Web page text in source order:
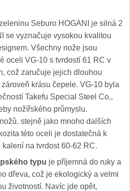
Seburo HOGANI je silná 2
se vyznačuje vysokou kvalitou
Všechny nože jsou
oceli VG-10 s tvrdostí 61 RC v
což zaručuje jejich dlouhou
krásu čepele. VG-10 byla
Takefu Special Steel Co.,
nožířského průmyslu.
stejně jako mnoho dalších
této oceli je dostatečná k
na tvrdost 60-62 RC.
typu je příjemná do ruky a
dřeva, což je ekologický a velmi
životností. Navíc jde opět,